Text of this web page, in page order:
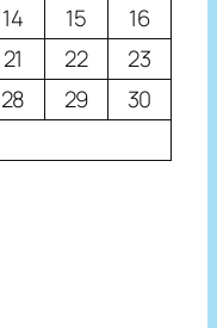
14 15
16
21 22
23
28 29
30